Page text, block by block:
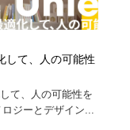
して、人の可能性
て、人の可能性を
ジーとデザイン...